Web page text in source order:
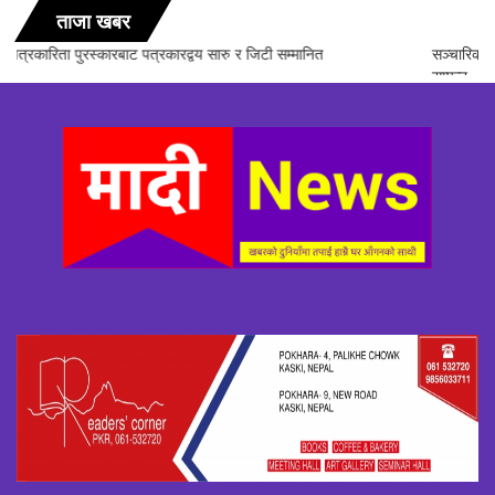
ताजा खबर
सञ्चारिका समूह गण्डकीद्धारा ‘सञ्चारमा क्वान्टम हिलिङको महत्त्व’ विषयक अन्तरक्रिया